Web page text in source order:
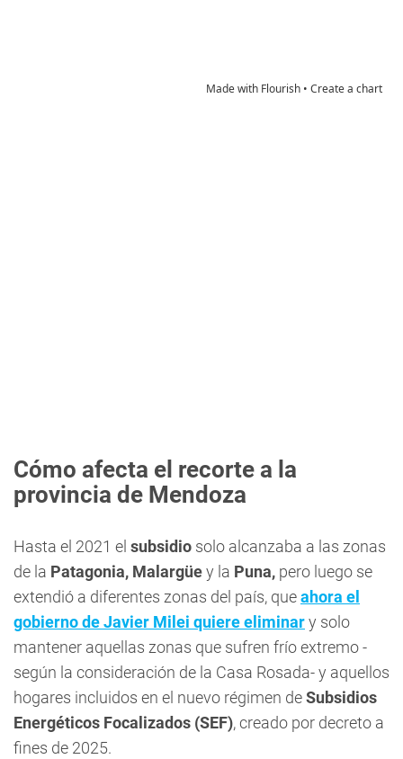
Cómo afecta el recorte a la
provincia de Mendoza
Hasta el 2021 el subsidio solo alcanzaba a las zonas
de la Patagonia, Malargüey la Puna, pero luego se
extendió a diferentes zonas del país, queahora el
gobierno de Javier Milei quiere eliminary solo
mantener aquellas zonas que sufren frío extremo -
según la consideración de la Casa Rosada- y aquellos
hogares incluidos en el nuevo régimen deSubsidios
Energéticos Focalizados (SEF), creado por decreto a
fines de 2025.